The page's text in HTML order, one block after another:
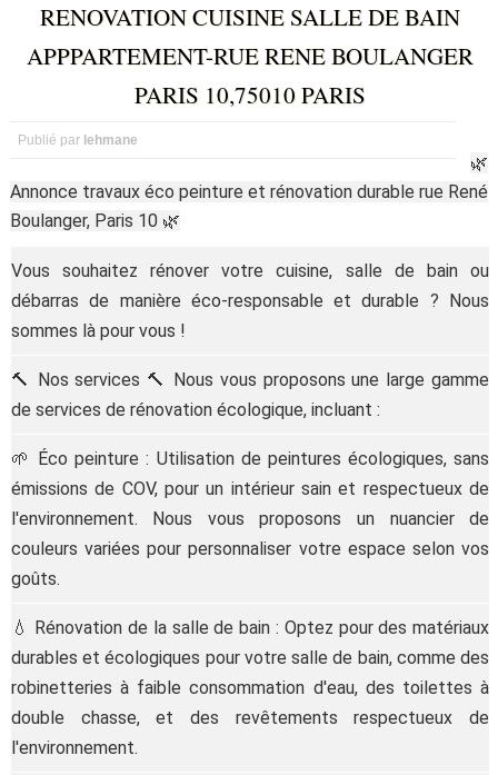
RENOVATION CUISINE SALLE DE BAIN
APPPARTEMENT-RUE RENE BOULANGER
PARIS 10,75010 PARIS
Publié par lehmane
🌿
Annonce travaux éco peinture et rénovation durable rue René
Boulanger, Paris 10 🌿
Vous souhaitez rénover votre cuisine, salle de bain ou
débarras de manière éco-responsable et durable ? Nous
sommes là pour vous !
🔨 Nos services 🔨 Nous vous proposons une large gamme
de services de rénovation écologique, incluant :
🌱 Éco peinture : Utilisation de peintures écologiques, sans
émissions de COV, pour un intérieur sain et respectueux de
l'environnement. Nous vous proposons un nuancier de
couleurs variées pour personnaliser votre espace selon vos
goûts.
💧 Rénovation de la salle de bain : Optez pour des matériaux
durables et écologiques pour votre salle de bain, comme des
robinetteries à faible consommation d'eau, des toilettes à
double chasse, et des revêtements respectueux de
l'environnement.